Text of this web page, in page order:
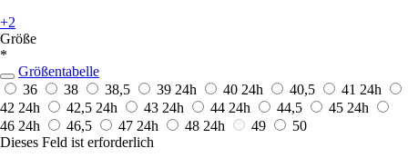
+2
Größe
*
Größentabelle
36
38 38,5 39 24h 40 24h 40,5 41 24h
42 24h 42,5 24h 43 24h 44 24h 44,5 45 24h
46 24h 46,5 47 24h 48 24h 49
50
Dieses Feld ist erforderlich